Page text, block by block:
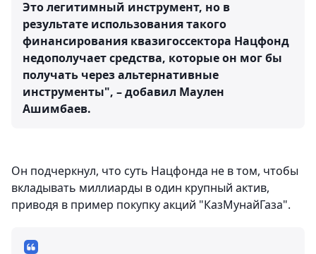
Это легитимный инструмент, но в
результате использования такого
финансирования квазигоссектора Нацфонд
недополучает средства, которые он мог бы
получать через альтернативные
инструменты", – добавил Маулен
Ашимбаев.
Он подчеркнул, что суть Нацфонда не в том, чтобы
вкладывать миллиарды в один крупный актив,
приводя в пример покупку акций "КазМунайГаза".